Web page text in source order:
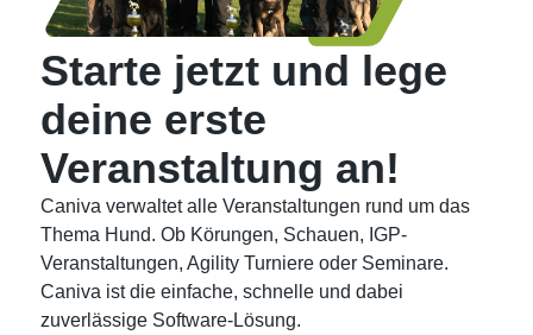
Starte jetzt und lege
deine erste
Veranstaltung an!
Caniva verwaltet alle Veranstaltungen rund um das
Thema Hund. Ob Körungen, Schauen, IGP-
Veranstaltungen, Agility Turniere oder Seminare.
Caniva ist die einfache, schnelle und dabei
zuverlässige Software-Lösung.